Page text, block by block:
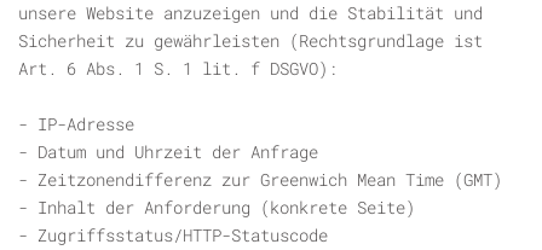
unsere Website anzuzeigen und die Stabilität und
Sicherheit zu gewährleisten (Rechtsgrundlage ist
Art. 6 Abs. 1 S. 1 lit. f DSGVO):
- IP-Adresse
- Datum und Uhrzeit der Anfrage
- Zeitzonendifferenz zur Greenwich Mean Time (GMT)
- Inhalt der Anforderung (konkrete Seite)
- Zugriffsstatus/HTTP-Statuscode